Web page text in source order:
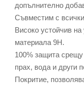
допълнително
Съвместим с
Високо устойчив
материала 9Н.
100% защита
прах, вода и други
Покритие,